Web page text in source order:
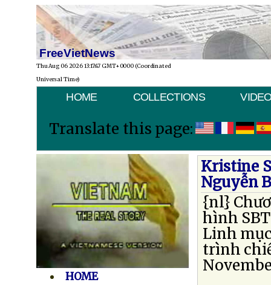
FreeVietNews
Thu Aug 06 2026 13:17:47 GMT+0000 (Coordinated
Universal Time)
HOME COLLECTIONS
Translate this page:
HOME
Kristine
Nguyễn
{nl}
hình
Linh
trình